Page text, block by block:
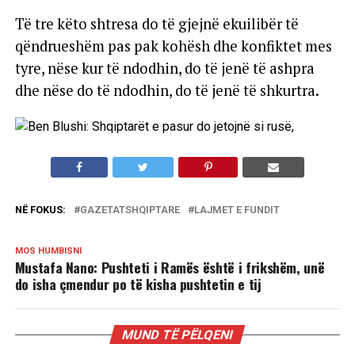
Të tre këto shtresa do të gjejnë ekuilibër të
qëndrueshëm pas pak kohësh dhe konfiktet mes
tyre, nëse kur të ndodhin, do të jenë të ashpra
dhe nëse do të ndodhin, do të jenë të shkurtra.
NË FOKUS: GAZETATSHQIPTARE LAJMET E FUNDIT
MOS HUMBISNI
Mustafa Nano: Pushteti i Ramës është i frikshëm, unë
do isha çmendur po të kisha pushtetin e tij
MUND TË PËLQENI